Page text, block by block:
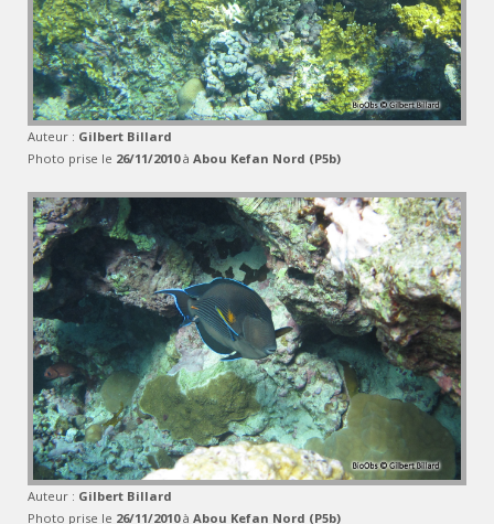
Auteur : Gilbert Billard
Photo prise le 26/11/2010à Abou Kefan Nord (P5b)
Auteur : Gilbert Billard
Photo prise le 26/11/2010à Abou Kefan Nord (P5b)